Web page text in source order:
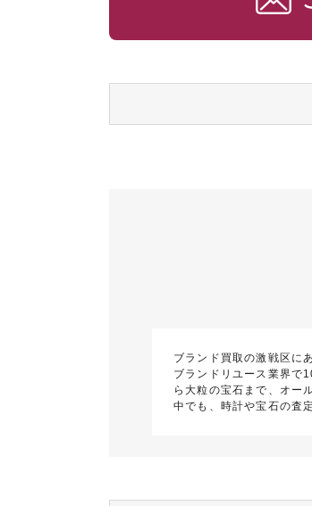
ブランド買取の激戦区に
ブランドリユース業界で
ら大粒の宝石まで、オー
中でも、時計や宝石の査